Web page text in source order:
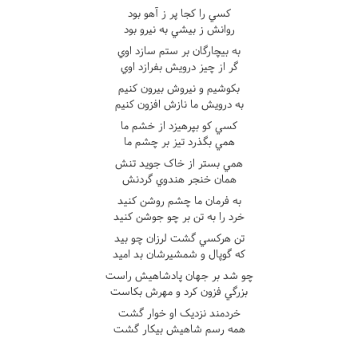
کسي را کجا پر ز آهو بود
روانش ز بيشي به نيرو بود
به بيچارگان بر ستم سازد اوي
گر از چيز درويش بفرازد اوي
بکوشيم و نيروش بيرون کنيم
به درويش ما نازش افزون کنيم
کسي کو بپرهيزد از خشم ما
همي بگذرد تيز بر چشم ما
همي بستر از خاک جويد تنش
همان خنجر هندوي گردنش
به فرمان ما چشم روشن کنيد
خرد را به تن بر چو جوشن کنيد
تن هرکسي گشت لرزان چو بيد
که گوپال و شمشيرشان بد اميد
چو شد بر جهان پادشاهيش راست
بزرگي فزون کرد و مهرش بکاست
خردمند نزديک او خوار گشت
همه رسم شاهيش بيکار گشت